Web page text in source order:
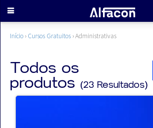
ENTRAR
CADASTRE-
SE
Início › Cursos Gratuitos ›Administrativas
Todos os
produtos (23 Resultados)